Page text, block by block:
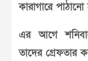
কারাগারে পাঠানো
এর আগে
তাদের গ্রেফতার